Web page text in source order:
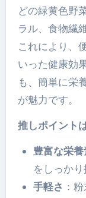
どの緑黄色野
ラル、食物繊
これにより、
いった健康効
も、簡単に栄
が魅力です。
推しポイント
豊富な栄養
をしっかり
手軽さ ：